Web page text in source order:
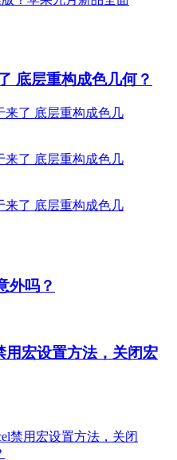
底层重构成色几何？
外吗？
用宏设置方法，关闭宏